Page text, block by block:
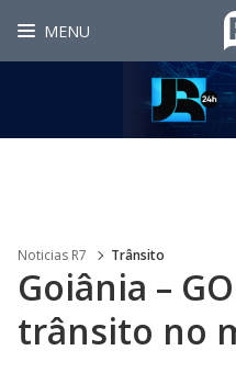
MENU
Noticias R7 Trânsito
Goiânia –
trânsito no